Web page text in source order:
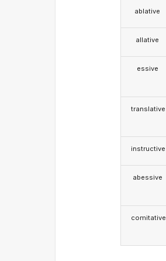
ablative
allative
essive
translative
instructive
abessive
comitative